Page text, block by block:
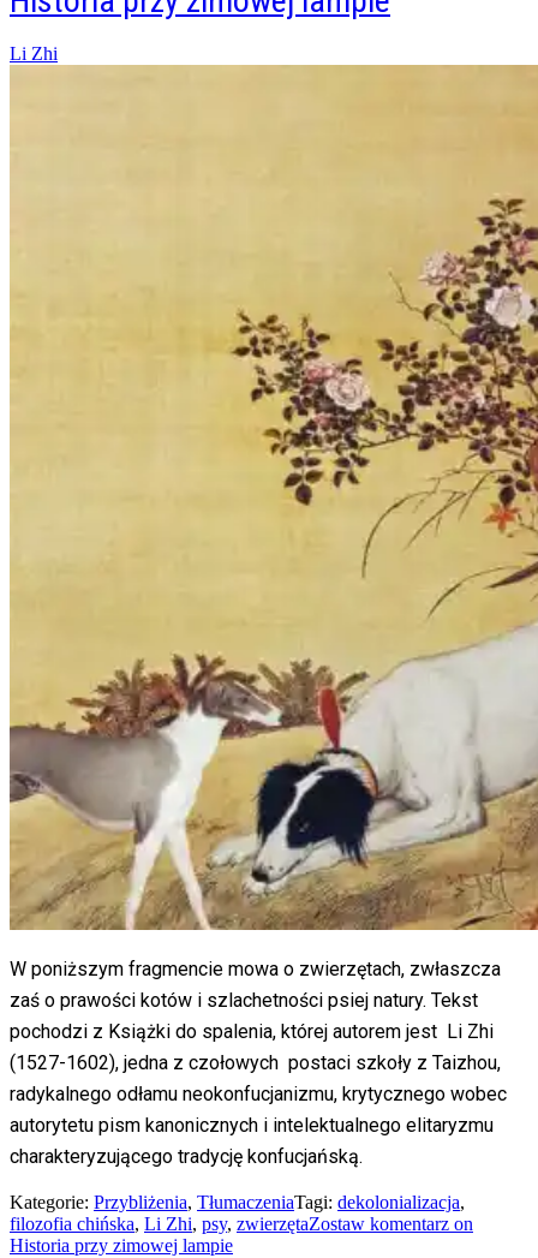
Posted
Li Zhi
W poniższym fragmencie mowa o zwierzętach, zwłaszcza
zaś o prawości kotów i szlachetności psiej natury. Tekst
pochodzi z Książki do spalenia, której autorem jest Li Zhi
(1527-1602), jedna z czołowych postaci szkoły z Taizhou,
radykalnego odłamu neokonfucjanizmu, krytycznego wobec
autorytetu pism kanonicznych i intelektualnego elitaryzmu
charakteryzującego tradycję konfucjańską.
Kategorie: Przybliżenia, TłumaczeniaTagi: dekolonializacja,
filozofia chińska, Li Zhi, psy, zwierzętaZostaw komentarz on
Historia przy zimowej lampie